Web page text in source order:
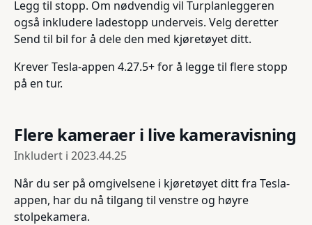
Legg til stopp. Om nødvendig vil Turplanleggeren
også inkludere ladestopp underveis. Velg deretter
Send til bil for å dele den med kjøretøyet ditt.
Krever Tesla-appen 4.27.5+ for å legge til flere stopp
på en tur.
Flere kameraer i live kameravisning
Inkludert i 2023.44.25
Når du ser på omgivelsene i kjøretøyet ditt fra Tesla-
appen, har du nå tilgang til venstre og høyre
stolpekamera.